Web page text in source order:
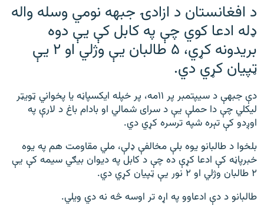
موږ وڅارئ
د ازادې اروپا راډیو ټولې ووبپاڼې
د افغانستان د ازادۍ جبهه نومي وسله واله
ډله ادعا کوي چې په کابل کې یې دوه
بریدونه کړي، ۵ طالبان یې وژلي او ۲ یې
ټپيان کړي دي.
دې جبهې د سيپتمبر پر ۱۱مه، پر خپله ایکسپاڼه یا پخواني ټويټر
ليکلي چې دا حملې یې د سرای شمالي او بادام باغ د لارې په
اوږدو کې تېره شپه ترسره کړي دي.
بلخوا د طالبانو یوه بلې مخالفې ډلې، ملي مقاومت هم په يوه
خبرپاڼه کې ادعا کړې ده چې د کابل په دیوان بیګي سیمه کې یې
۲ طالبان وژلي او ۲ نور یې ټپيان کړي دي.
طالبانو د دې ادعاوو په اړه تر اوسه څه نه دي ويلي.